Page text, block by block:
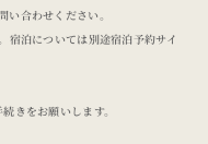
合わせください。
宿泊については別途宿泊予約サイ
きをお願いします。